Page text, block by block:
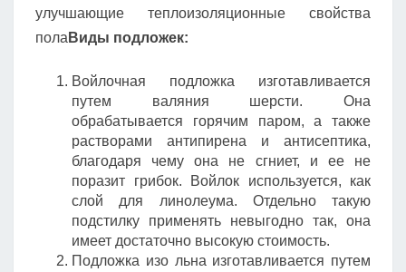
улучшающие теплоизоляционные свойства
пола Виды подложек:
Войлочная подложка изготавливается
путем валяния шерсти. Она
обрабатывается горячим паром, а также
растворами антипирена и антисептика,
благодаря чему она не сгниет, и ее не
поразит грибок. Войлок используется, как
слой для линолеума. Отдельно такую
подстилку применять невыгодно так, она
имеет достаточно высокую стоимость.
Подложка изо льна изготавливается путем